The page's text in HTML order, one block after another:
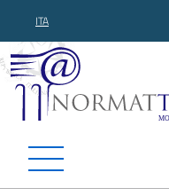
ITA